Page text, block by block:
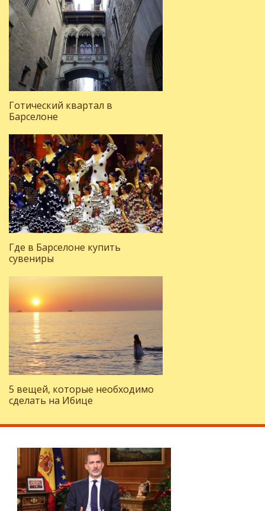
Готический квартал в
Барселоне
Где в Барселоне купить
сувениры
5 вещей, которые необходимо
сделать на Ибице